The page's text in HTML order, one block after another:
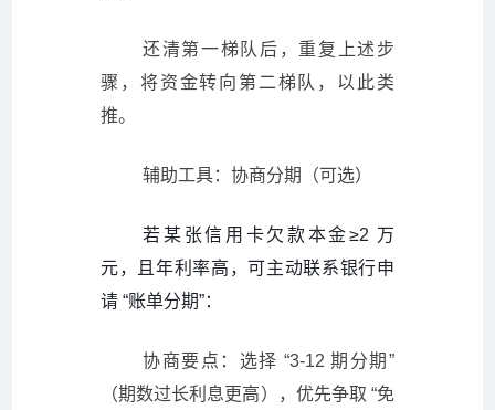
还清第一梯队后，重复上述步
骤，将资金转向第二梯队，以此类
推。
辅助工具：协商分期（可选）
若某张信用卡欠款本金≥2 万
元，且年利率高，可主动联系银行申
请 “账单分期”：
协商要点：选择 “3-12 期分期”
（期数过长利息更高），优先争取 “免